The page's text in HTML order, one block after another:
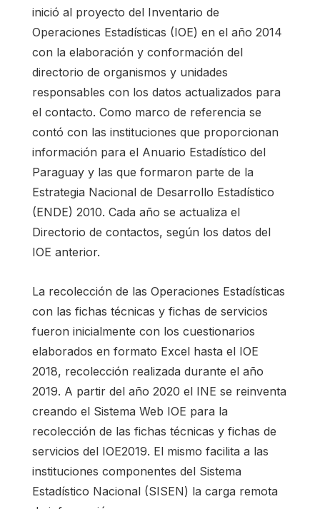
inició al proyecto del Inventario de
Operaciones Estadísticas (IOE) en el año 2014
con la elaboración y conformación del
directorio de organismos y unidades
responsables con los datos actualizados para
el contacto. Como marco de referencia se
contó con las instituciones que proporcionan
información para el Anuario Estadístico del
Paraguay y las que formaron parte de la
Estrategia Nacional de Desarrollo Estadístico
(ENDE) 2010. Cada año se actualiza el
Directorio de contactos, según los datos del
IOE anterior.
La recolección de las Operaciones Estadísticas
con las fichas técnicas y fichas de servicios
fueron inicialmente con los cuestionarios
elaborados en formato Excel hasta el IOE
2018, recolección realizada durante el año
2019. A partir del año 2020 el INE se reinventa
creando el Sistema Web IOE para la
recolección de las fichas técnicas y fichas de
servicios del IOE2019. El mismo facilita a las
instituciones componentes del Sistema
Estadístico Nacional (SISEN) la carga remota